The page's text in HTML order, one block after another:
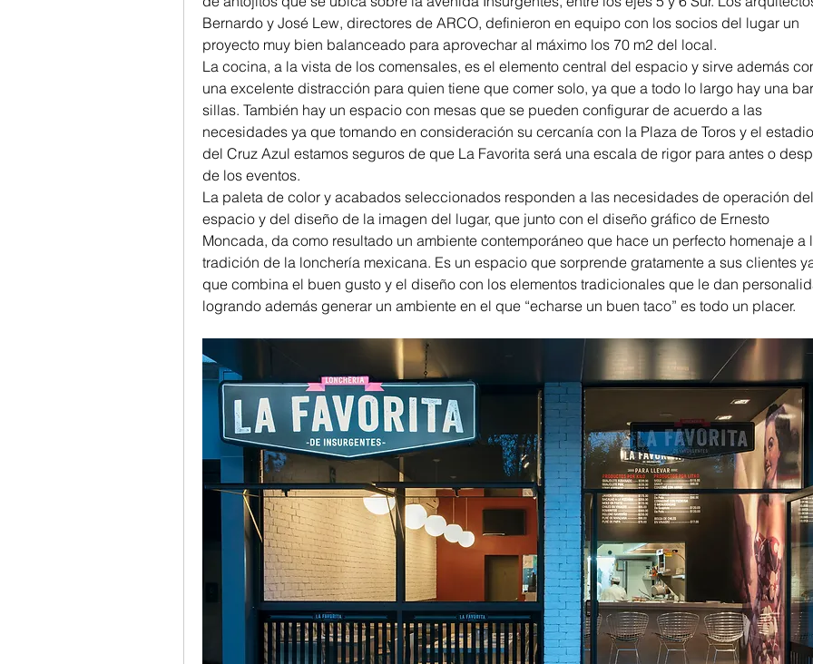
Bernardo y José Lew, directores de ARCO, definieron en equipo con los socios del lugar un
proyecto muy bien balanceado para aprovechar al máximo los 70 m2 del local.
La cocina, a la vista de los comensales, es el elemento central del espacio y sirve además
una excelente distracción para quien tiene que comer solo, ya que a todo lo largo hay una
sillas. También hay un espacio con mesas que se pueden configurar de acuerdo a las
necesidades ya que tomando en consideración su cercanía con la Plaza de Toros y el estadio
del Cruz Azul estamos seguros de que La Favorita será una escala de rigor para antes o
de los eventos.
La paleta de color y acabados seleccionados responden a las necesidades de operación del
espacio y del diseño de la imagen del lugar, que junto con el diseño gráfico de Ernesto
Moncada, da como resultado un ambiente contemporáneo que hace un perfecto homenaje a
tradición de la lonchería mexicana. Es un espacio que sorprende gratamente a sus clientes
que combina el buen gusto y el diseño con los elementos tradicionales que le dan
logrando además generar un ambiente en el que “echarse un buen taco” es todo un placer.